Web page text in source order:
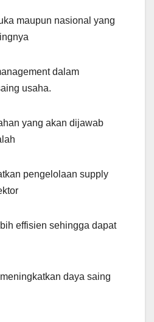
maupun nasional yang
dalam
usaha.
yang akan dijawab
pengelolaan supply
effisien sehingga dapat
daya saing